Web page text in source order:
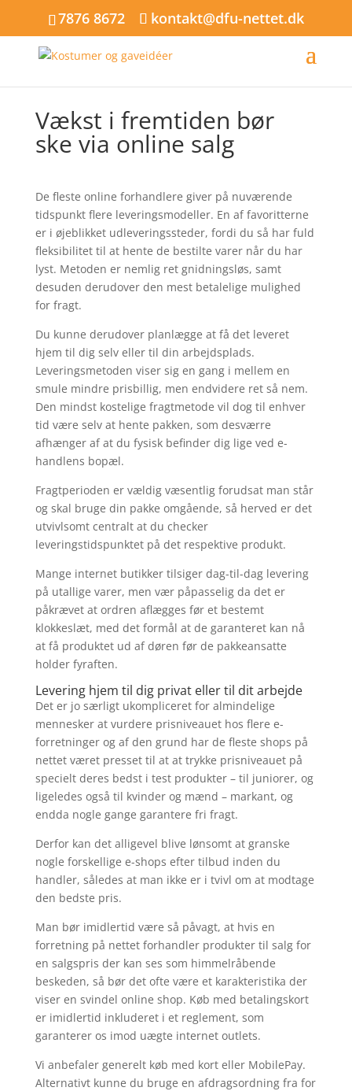
7876 8672 kontakt@dfu-nettet.dk
Vækst i fremtiden bør
ske via online salg
De fleste online forhandlere giver på nuværende
tidspunkt flere leveringsmodeller. En af favoritterne
er i øjeblikket udleveringssteder, fordi du så har fuld
fleksibilitet til at hente de bestilte varer når du har
lyst. Metoden er nemlig ret gnidningsløs, samt
desuden derudover den mest betalelige mulighed
for fragt.
Du kunne derudover planlægge at få det leveret
hjem til dig selv eller til din arbejdsplads.
Leveringsmetoden viser sig en gang i mellem en
smule mindre prisbillig, men endvidere ret så nem.
Den mindst kostelige fragtmetode vil dog til enhver
tid være selv at hente pakken, som desværre
afhænger af at du fysisk befinder dig lige ved e-
handlens bopæl.
Fragtperioden er vældig væsentlig forudsat man står
og skal bruge din pakke omgående, så herved er det
utvivlsomt centralt at du checker
leveringstidspunktet på det respektive produkt.
Mange internet butikker tilsiger dag-til-dag levering
på utallige varer, men vær påpasselig da det er
påkrævet at ordren aflægges før et bestemt
klokkeslæt, med det formål at de garanteret kan nå
at få produktet ud af døren før de pakkeansatte
holder fyraften.
Levering hjem til dig privat eller til dit arbejde
Det er jo særligt ukompliceret for almindelige
mennesker at vurdere prisniveauet hos flere e-
forretninger og af den grund har de fleste shops på
nettet været presset til at at trykke prisniveauet på
specielt deres bedst i test produkter – til juniorer, og
ligeledes også til kvinder og mænd – markant, og
endda nogle gange garantere fri fragt.
Derfor kan det alligevel blive lønsomt at granske
nogle forskellige e-shops efter tilbud inden du
handler, således at man ikke er i tvivl om at modtage
den bedste pris.
Man bør imidlertid være så påvagt, at hvis en
forretning på nettet forhandler produkter til salg for
en salgspris der kan ses som himmelråbende
beskeden, så bør det ofte være et karakteristika der
viser en svindel online shop. Køb med betalingskort
er imidlertid inkluderet i et reglement, som
garanterer os imod uægte internet outlets.
Vi anbefaler generelt køb med kort eller MobilePay.
Alternativt kunne du bruge en afdragsordning fra for